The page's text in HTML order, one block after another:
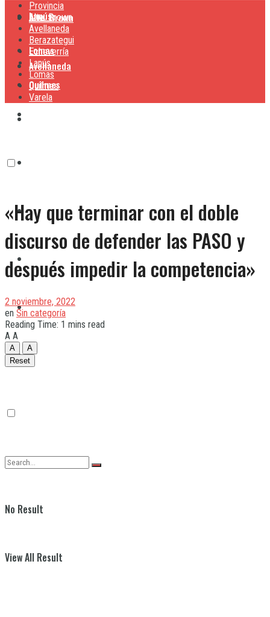
Lanús
Lomas
Quilmes
Alte. Brown
Avellaneda
Lanús
Lomas
Quilmes
Varela
No Result
View All Result
Provincia
Alte. Brown
Avellaneda
Berazategui
Echeverría
Lanús
Lomas
Quilmes
Varela
«Hay que terminar con el doble
discurso de defender las PASO y
después impedir la competencia»
2 noviembre, 2022
en Sin categoría
Reading Time: 1 mins read
A A
A
A
Reset